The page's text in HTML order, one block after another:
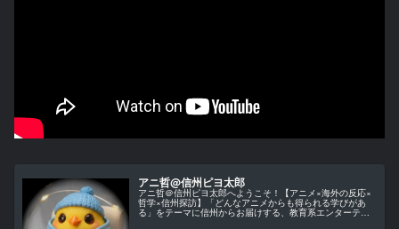
アニ哲@信州ピヨ太郎
アニ哲＠信州ピヨ太郎へようこそ！【アニメ×海外の反応×
哲学×信州探訪】「どんなアニメからも得られる学びがあ
る」をテーマに信州からお届けする、教育系エンターテイ
ンメント・チャンネルです。当チャンネルでは、アニメ作